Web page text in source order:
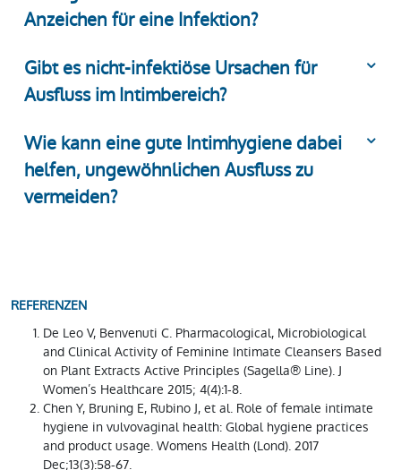
Anzeichen für eine Infektion?
Gibt es nicht-infektiöse Ursachen für
Ausfluss im Intimbereich?
Wie kann eine gute Intimhygiene dabei
helfen, ungewöhnlichen Ausfluss zu
vermeiden?
REFERENZEN
De Leo V, Benvenuti C. Pharmacological, Microbiological
and Clinical Activity of Feminine Intimate Cleansers Based
on Plant Extracts Active Principles (Sagella® Line). J
Women’s Healthcare 2015; 4(4):1-8.
Chen Y, Bruning E, Rubino J, et al. Role of female intimate
hygiene in vulvovaginal health: Global hygiene practices
and product usage. Womens Health (Lond). 2017
Dec;13(3):58-67.